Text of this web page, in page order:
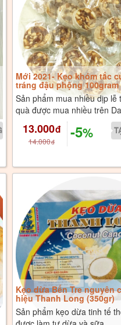
Mới 2021- Kẹo khóm tắc
tráng đậu phộng 100gram
Sản phẩm mua nhiều dịp lễ
quà được mua nhiều trên
13.000đ
14.000đ
-5%
Kẹo dừa Bến Tre nguyên
hiệu Thanh Long (350gr)
Sản phẩm kẹo dừa tinh tế